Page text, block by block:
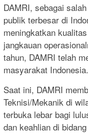
DAMRI, sebagai
publik terbesar di
meningkatkan
jangkauan
tahun, DAMRI telah
masyarakat Indonesia.
Saat ini, DAMRI
Teknisi/Mekanik di
terbuka lebar bagi
dan keahlian di